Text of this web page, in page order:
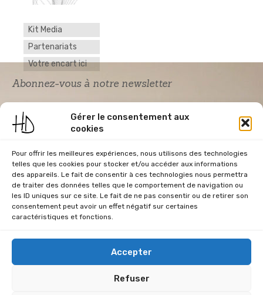
Gérer le consentement aux
cookies
Pour offrir les meilleures expériences, nous utilisons des technologies
telles que les cookies pour stocker et/ou accéder aux informations
des appareils. Le fait de consentir à ces technologies nous permettra
de traiter des données telles que le comportement de navigation ou
les ID uniques sur ce site. Le fait de ne pas consentir ou de retirer son
consentement peut avoir un effet négatif sur certaines
caractéristiques et fonctions.
Accepter
Refuser
Kit Media
Partenariats
Votre encart ici
Abonnez-vous à notre newsletter
Acceptation RGPD
*
J'accepte la politique de confidentialité du
site Home & Déco